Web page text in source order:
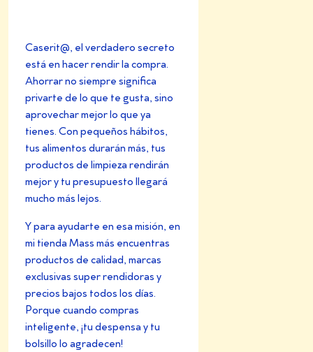
Caserit@, el verdadero secreto
está en hacer rendir la compra.
Ahorrar no siempre significa
privarte de lo que te gusta, sino
aprovechar mejor lo que ya
tienes. Con pequeños hábitos,
tus alimentos durarán más, tus
productos de limpieza rendirán
mejor y tu presupuesto llegará
mucho más lejos.
Y para ayudarte en esa misión, en
mi tienda Mass más encuentras
productos de calidad, marcas
exclusivas super rendidoras y
precios bajos todos los días.
Porque cuando compras
inteligente, ¡tu despensa y tu
bolsillo lo agradecen!